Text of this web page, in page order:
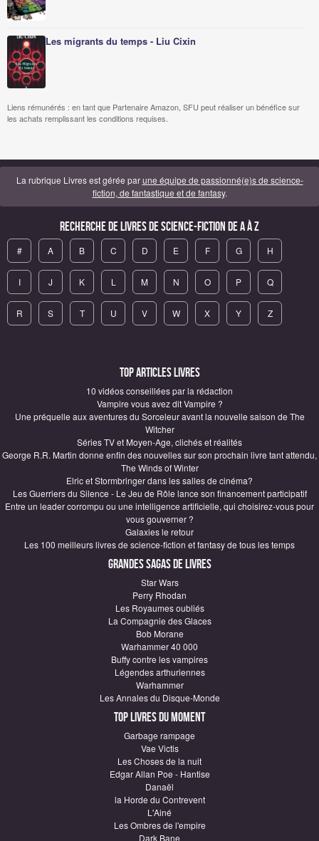
Les migrants du temps - Liu Cixin
Liens rémunérés : en tant que Partenaire Amazon, SFU peut réaliser un bénéfice sur
les achats remplissant les conditions requises.
La rubrique Livres est gérée parune équipe de passionné(e)s de science-
fiction, de fantastique et de fantasy.
Recherche de Livres de science-fiction de A à Z
# A B C D E F G H
I J K L M N O P Q
R S T U V W X Y Z
Top articles Livres
10 vidéos conseillées par la rédaction
Vampire vous avez dit Vampire ?
Une préquelle aux aventures du Sorceleur avant la nouvelle saison de The
Witcher
Séries TV et Moyen-Age, clichés et réalités
George R.R. Martin donne enfin des nouvelles sur son prochain livre tant attendu,
The Winds of Winter
Elric et Stormbringer dans les salles de cinéma?
Les Guerriers du Silence - Le Jeu de Rôle lance son financement participatif
Entre un leader corrompu ou une intelligence artificielle, qui choisirez-vous pour
vous gouverner ?
Galaxies le retour
Les 100 meilleurs livres de science-fiction et fantasy de tous les temps
Grandes sagas de Livres
Star Wars
Perry Rhodan
Les Royaumes oubliés
La Compagnie des Glaces
Bob Morane
Warhammer 40 000
Buffy contre les vampires
Légendes arthuriennes
Warhammer
Les Annales du Disque-Monde
Top Livres du moment
Garbage rampage
Vae Victis
Les Choses de la nuit
Edgar Allan Poe - Hantise
Danaël
la Horde du Contrevent
L'Ainé
Les Ombres de l'empire
Dark Bane